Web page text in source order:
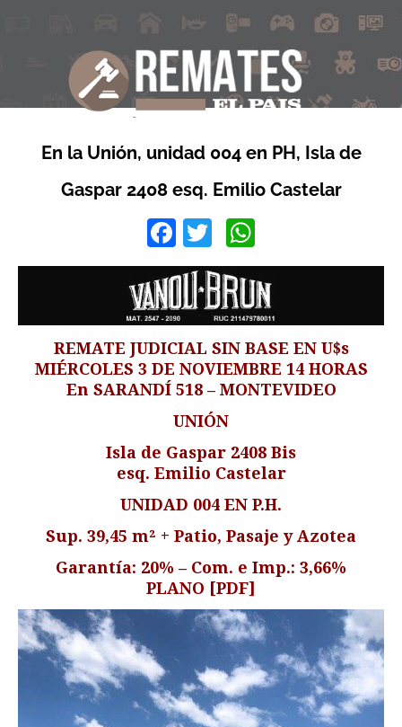
En la Unión, unidad 004 en PH, Isla de
Gaspar 2408 esq. Emilio Castelar
Facebook
Twitter
REMATE JUDICIAL SIN BASE EN U$s
MIÉRCOLES 3 DE NOVIEMBRE 14 HORAS
En SARANDÍ 518 – MONTEVIDEO
UNIÓN
Isla de Gaspar 2408 Bis
esq. Emilio Castelar
UNIDAD 004 EN P.H.
Sup. 39,45 m² + Patio, Pasaje y Azotea
Garantía: 20% – Com. e Imp.: 3,66%
PLANO [PDF]